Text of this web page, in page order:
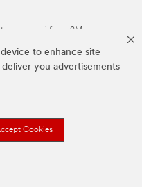
to enhance site
you advertisements
Cookies
firmy 3M.